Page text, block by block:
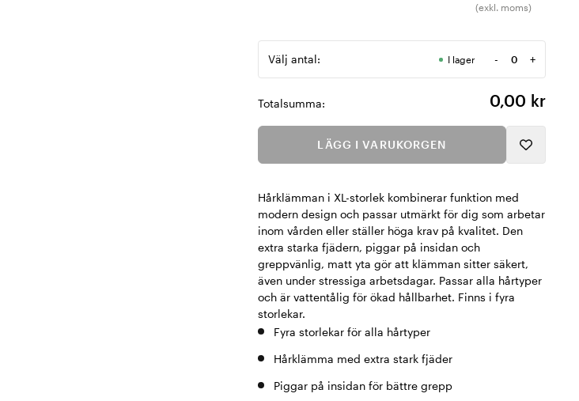
(exkl. moms)
Välj antal: I lager -
Antal
+
Totalsumma: 0,00 kr
LÄGG I VARUKORGEN
Hårklämman i XL-storlek kombinerar funktion med
modern design och passar utmärkt för dig som arbetar
inom vården eller ställer höga krav på kvalitet. Den
extra starka fjädern, piggar på insidan och
greppvänlig, matt yta gör att klämman sitter säkert,
även under stressiga arbetsdagar. Passar alla hårtyper
och är vattentålig för ökad hållbarhet. Finns i fyra
storlekar.
Fyra storlekar för alla hårtyper
Hårklämma med extra stark fjäder
Piggar på insidan för bättre grepp